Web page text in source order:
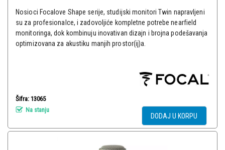
Nosioci Focalove Shape serije, studijski monitori Twin napravljeni
su za profesionalce, i zadovoljiće kompletne potrebe nearfield
monitoringa, dok kombinuju inovativan dizajn i brojna podešavanja
optimizovana za akustiku manjih prostor(ij)a.
Šifra: 13065
Na stanju
DODAJ U KORPU